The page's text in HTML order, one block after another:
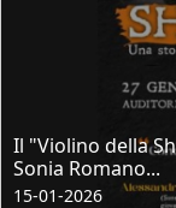
Il "Violino della
Sonia Romano...
15-01-2026